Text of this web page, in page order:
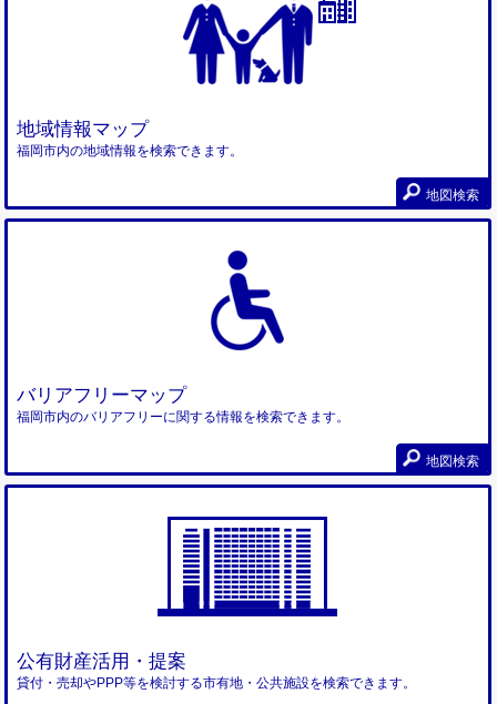
地域情報マップ
福岡市内の地域情報を検索できます。
地図検索
バリアフリーマップ
福岡市内のバリアフリーに関する情報を検索できます。
地図検索
公有財産活用・提案
貸付・売却やPPP等を検討する市有地・公共施設を検索できます。